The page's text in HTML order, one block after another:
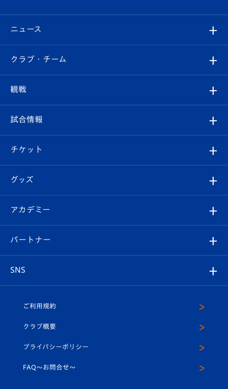
ニュース
すべて
クラブ
試合情報
チケット
イベント
メディア
ホームタウン
クラブ・チーム
クラブ概要
エンブレム紹介
スタッフプロフィール
マスコット紹介
平和祈念活動
観戦
観戦ルール
はじめての観戦ガイド
Revive Team
ヴィヴィくんの長崎おもてなしガイド
試合情報
試合日程/結果
フォトギャラリー
スタジアムグルメ
チケット
チケット
V-LOVERS（ファンクラブ）
プレイヤーズスイート
グッズ
オンラインショップ
店舗情報
アカデミー
育成からのお知らせ
U-18
スクール
パートナー
SNS
ヴィヴィくんインスタグラム
公式LINE＠
ご利用規約
クラブ概要
プライバシーポリシー
FAQ〜お問合せ〜